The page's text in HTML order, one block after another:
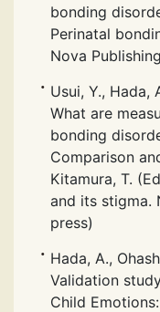
bonding
Perinatal
Nova
Usui, Y., Hada,
What are
bonding
Comparison
Kitamura, T.
and its stigma.
press)
Hada, A.,
Validation
Child